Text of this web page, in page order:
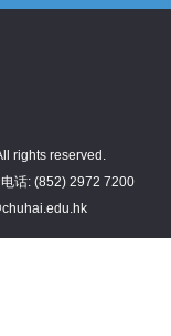
rights reserved.
电话: (852) 2972 7200